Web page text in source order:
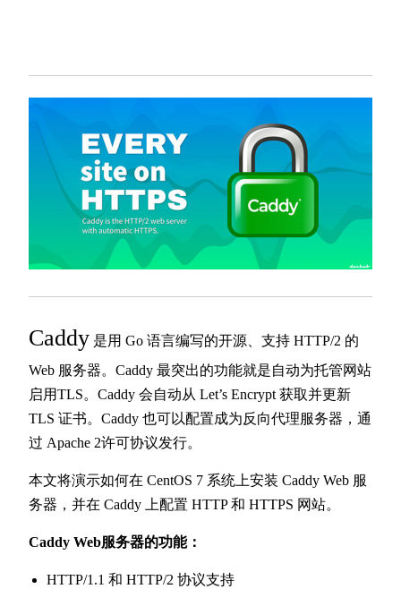
Caddy是用 Go 语言编写的开源、支持 HTTP/2 的
Web 服务器。Caddy 最突出的功能就是自动为托管网站
启用TLS。Caddy 会自动从 Let’s Encrypt 获取并更新
TLS 证书。Caddy 也可以配置成为反向代理服务器，通
过 Apache 2许可协议发行。
本文将演示如何在 CentOS 7 系统上安装 Caddy Web 服
务器，并在 Caddy 上配置 HTTP 和 HTTPS 网站。
Caddy Web服务器的功能：
HTTP/1.1 和 HTTP/2 协议支持